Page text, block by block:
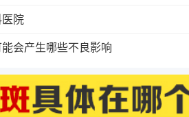
院
会产生哪些不良影响